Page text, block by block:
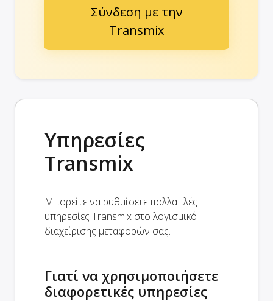
Σύνδεση με την
Transmix
Υπηρεσίες
Transmix
Μπορείτε να ρυθμίσετε πολλαπλές
υπηρεσίες Transmix στο λογισμικό
διαχείρισης μεταφορών σας.
Γιατί να χρησιμοποιήσετε
διαφορετικές υπηρεσίες